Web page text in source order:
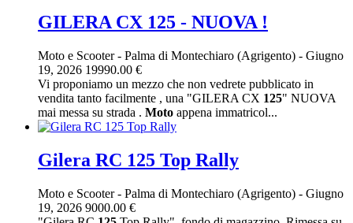
GILERA CX 125 - NUOVA !
Moto e Scooter- Palma di Montechiaro (Agrigento) - Giugno
19, 2026 19990.00 €
Vi proponiamo un mezzo che non vedrete pubblicato in
vendita tanto facilmente , una "GILERA CX 125" NUOVA
mai messa su strada . Moto appena immatricol...
Gilera RC 125 Top Rally
Moto e Scooter- Palma di Montechiaro (Agrigento) - Giugno
19, 2026 9000.00 €